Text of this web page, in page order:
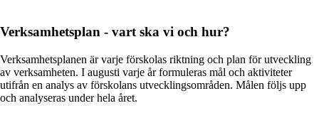
Verksamhetsplan - vart ska vi och hur?
Verksamhetsplanen är varje förskolas riktning och plan för utveckling
av verksamheten. I augusti varje år formuleras mål och aktiviteter
utifrån en analys av förskolans utvecklingsområden. Målen följs upp
och analyseras under hela året.